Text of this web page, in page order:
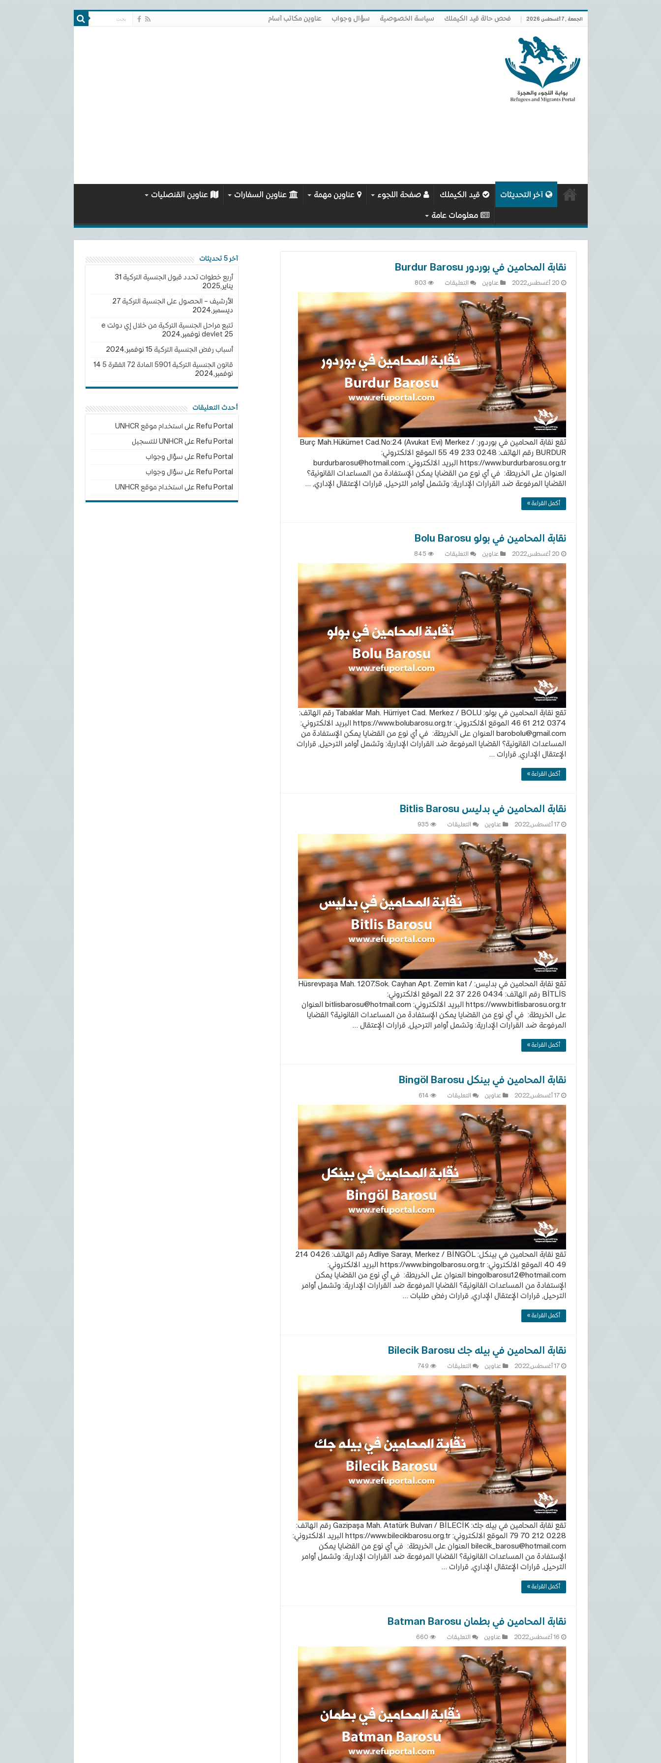
الجمعة , 7 أغسطس 2026 فحص حالة قيد الكيملك سياسة الخصوصية سؤال وجواب عناوين مكاتب آسام
آخر التحديثات قيد الكيملك صفحة اللجوء عناوين مهمة عناوين السفارات عناوين القنصليات
معلومات عامة
نقابة المحامين في بوردور Burdur Barosu
20 أغسطس,2022 عناوين التعليقات
المحامين
في
بوردور
Burdur
Barosu
مغلقة
803
تقع نقابة المحامين في بوردور: Burç Mah.Hükümet Cad.No:24 (Avukat Evi) Merkez /
BURDUR رقم الهاتف: 0248 233 49 55 الموقع الالكتروني:
https://www.burdurbarosu.org.tr البريد الالكتروني:
burdurbarosu@hotmail.com
العنوان على الخريطة: في أي نوع من القضايا يمكن الإستفادة من المساعدات القانونية؟
القضايا المرفوعة ضد القرارات الإدارية: وتشمل أوامر الترحيل, قرارات الإعتقال الإداري, …
أكمل القراءة »
نقابة المحامين في بولو Bolu Barosu
20 أغسطس,2022 عناوين التعليقات
المحامين
في
بولو
Bolu
Barosu
مغلقة
845
تقع نقابة المحامين في بولو: Tabaklar Mah. Hürriyet Cad. Merkez / BOLU رقم الهاتف:
0374 212 61 46 الموقع الالكتروني: https://www.bolubarosu.org.tr البريد الالكتروني:
barobolu@gmail.com
العنوان على الخريطة: في أي نوع من القضايا يمكن الإستفادة من
المساعدات القانونية؟ القضايا المرفوعة ضد القرارات الإدارية: وتشمل أوامر الترحيل, قرارات
الإعتقال الإداري, قرارات …
أكمل القراءة »
نقابة المحامين في بدليس Bitlis Barosu
17 أغسطس,2022 عناوين التعليقات
المحامين
في
بدليس
Bitlis
Barosu
مغلقة
935
تقع نقابة المحامين في بدليس: Hüsrevpaşa Mah. 1207.Sok. Cayhan Apt. Zemin kat /
BİTLİS رقم الهاتف: 0434 226 37 22 الموقع الالكتروني:
https://www.bitlisbarosu.org.tr البريد الالكتروني:
bitlisbarosu@hotmail.com
العنوان
على الخريطة: في أي نوع من القضايا يمكن الإستفادة من المساعدات القانونية؟ القضايا
المرفوعة ضد القرارات الإدارية: وتشمل أوامر الترحيل, قرارات الإعتقال …
أكمل القراءة »
نقابة المحامين في بينكل Bingöl Barosu
17 أغسطس,2022 عناوين التعليقات
المحامين
في
بينكل
Bingöl
Barosu
مغلقة
614
تقع نقابة المحامين في بينكل: Adliye Sarayı, Merkez / BİNGÖL رقم الهاتف: 0426 214
49 40 الموقع الالكتروني: https://www.bingolbarosu.org.tr البريد الالكتروني:
bingolbarosu12@hotmail.com
العنوان على الخريطة: في أي نوع من القضايا يمكن
الإستفادة من المساعدات القانونية؟ القضايا المرفوعة ضد القرارات الإدارية: وتشمل أوامر
الترحيل, قرارات الإعتقال الإداري, قرارات رفض طلبات …
أكمل القراءة »
نقابة المحامين في بيله جك Bilecik Barosu
17 أغسطس,2022 عناوين التعليقات
المحامين
في
بيله
جك
Bilecik
Barosu
مغلقة
749
تقع نقابة المحامين في بيله جك: Gazipaşa Mah. Atatürk Bulvarı / BİLECİK رقم الهاتف:
0228 212 70 79 الموقع الالكتروني: https://www.bilecikbarosu.org.tr البريد الالكتروني:
bilecik_barosu@hotmail.com
العنوان على الخريطة: في أي نوع من القضايا يمكن
الإستفادة من المساعدات القانونية؟ القضايا المرفوعة ضد القرارات الإدارية: وتشمل أوامر
الترحيل, قرارات الإعتقال الإداري, قرارات …
أكمل القراءة »
نقابة المحامين في بطمان Batman Barosu
16 أغسطس,2022 عناوين التعليقات
المحامين
في
بطمان
Batman
Barosu
مغلقة
660
آخر 5 تحديثات
أربع خطوات تحدد قبول الجنسية التركية 31
يناير,2025
الأرشيف – الحصول على الجنسية التركية 27
ديسمبر,2024
تتبع مراحل الجنسية التركية من خلال إي دولت e
devlet 25 نوفمبر,2024
أسباب رفض الجنسية التركية 15 نوفمبر,2024
قانون الجنسية التركية 5901 المادة 72 الفقرة 5
14
نوفمبر,2024
أحدث التعليقات
Refu Portal على استخدام موقع UNHCR
Refu Portal علىUNHCR للتسجيل
Refu Portal على سؤال وجواب
Refu Portal على سؤال وجواب
Refu Portal على استخدام موقع UNHCR